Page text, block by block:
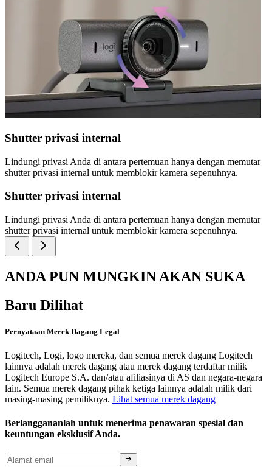
Shutter privasi internal
Lindungi privasi Anda di antara pertemuan hanya dengan memutar
shutter privasi internal untuk memblokir kamera sepenuhnya.
Shutter privasi internal
Lindungi privasi Anda di antara pertemuan hanya dengan memutar
shutter privasi internal untuk memblokir kamera sepenuhnya.
ANDA PUN MUNGKIN AKAN SUKA
Baru Dilihat
Pernyataan Merek Dagang Legal
Logitech, Logi, logo mereka, dan semua merek dagang Logitech
lainnya adalah merek dagang atau merek dagang terdaftar milik
Logitech Europe S.A. dan/atau afiliasinya di AS dan negara-negara
lain. Semua merek dagang pihak ketiga lainnya adalah milik dari
masing-masing pemiliknya. Lihat semua merek dagang
Berlanggananlah untuk menerima penawaran spesial dan
keuntungan eksklusif Anda.